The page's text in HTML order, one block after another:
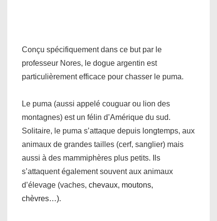
Conçu spécifiquement dans ce but par le
professeur Nores, le dogue argentin est
particulièrement efficace pour chasser le puma.
Le puma (aussi appelé couguar ou lion des
montagnes) est un félin d’Amérique du sud.
Solitaire, le puma s’attaque depuis longtemps, aux
animaux de grandes tailles (cerf, sanglier) mais
aussi à des mammiphères plus petits. Ils
s’attaquent également souvent aux animaux
d’élevage (vaches, chevaux, moutons,
chèvres…).